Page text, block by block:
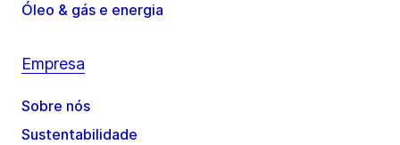
Óleo & gás e energia
Empresa
Sobre nós
Sustentabilidade